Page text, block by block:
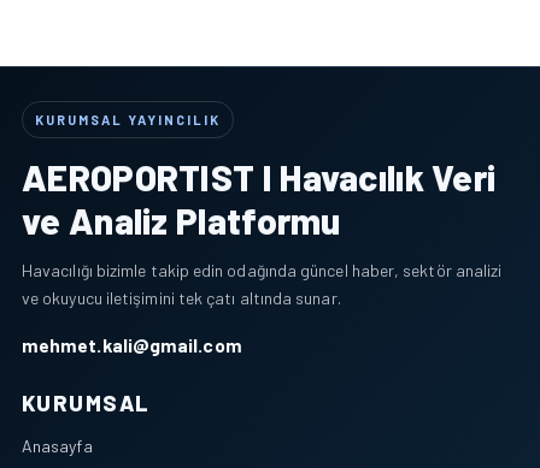
KURUMSAL YAYINCILIK
AEROPORTIST I Havacılık Veri
ve Analiz Platformu
Havacılığı bizimle takip edin odağında güncel haber, sektör analizi
ve okuyucu iletişimini tek çatı altında sunar.
mehmet.kali@gmail.com
KURUMSAL
Anasayfa